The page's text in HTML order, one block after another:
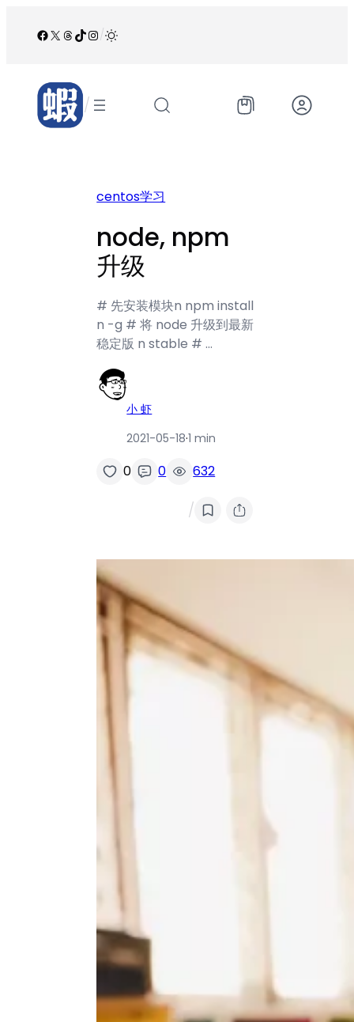
Facebook
X Threads
TikTok
Instagram
/
/
centos学习
node, npm
升级
# 先安装模块n npm install
n -g # 将 node 升级到最新
稳定版 n stable # …
小 虾
2021-05-18·1 min
0 0 632
/